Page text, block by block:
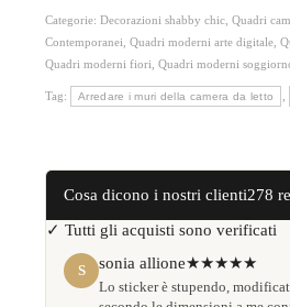
Categorie: Decorazioni shabby chic Quadri
Contemporanei Quadri moderni arte digitale
Quadri moderni fiori Quadri moderni
Tag: Arredare i muri della camera da letto
Cosa dicono i nostri clienti278
✓ Tutti gli acquisti sono verificati
S sonia allione★★★★★
Lo sticker è stupendo,